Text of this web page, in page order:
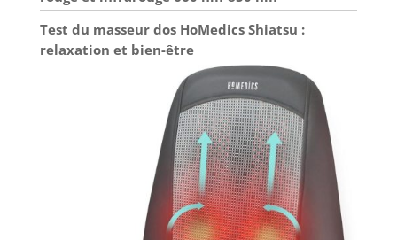
Test du masseur dos HoMedics Shiatsu :
relaxation et bien-être